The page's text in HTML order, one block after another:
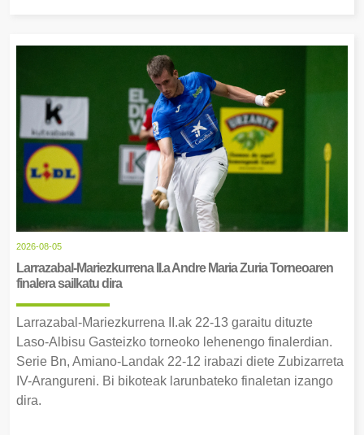
2026-08-05
Larrazabal-Mariezkurrena II.a Andre Maria Zuria Torneoaren
finalera sailkatu dira
Larrazabal-Mariezkurrena II.ak 22-13 garaitu dituzte
Laso-Albisu Gasteizko torneoko lehenengo finalerdian.
Serie Bn, Amiano-Landak 22-12 irabazi diete Zubizarreta
IV-Arangureni. Bi bikoteak larunbateko finaletan izango
dira.